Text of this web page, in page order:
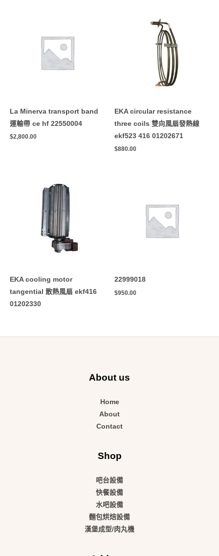
La Minerva transport band
運輸帶 ce hf 22550004
$2,800.00
EKA circular resistance
three coils 雙向風扇發熱線
ekf523 416 01202671
$880.00
EKA cooling motor
tangential 散熱風扇 ekf416
01202330
22999018
$950.00
About us
Home
About
Contact
Shop
吧台設備
快餐設備
水吧設備
麵包烘焙設備
漢堡成型/肉丸機